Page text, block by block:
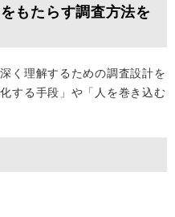
もたらす調査方法を
く理解するための調査設計を
する手段」や「人を巻き込む